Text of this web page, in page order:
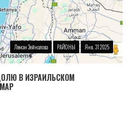
Ляман Зейналова РАЙОНЫ Янв. 31 2025
В ИЗРАИЛЬСКОМ